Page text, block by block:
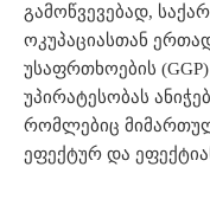
გამოწვევებად,
ოკუპაციასთან
უსაფრთხოების
უპირატესობას
რომლებიც
ეფექტურ და